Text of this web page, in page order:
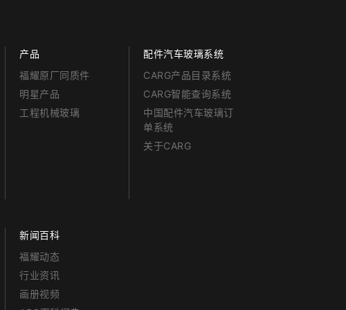
产品
福耀原厂同质件
明星产品
工程机械玻璃
配件汽车玻璃系统
CARG产品目录系统
CARG智能查询系统
中国配件汽车玻璃订
单系统
关于CARG
新闻百科
福耀动态
行业资讯
画册视频